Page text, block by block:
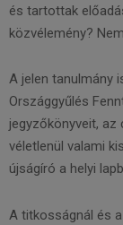
és tartottak
közvélemény?
A jelen tanulmány
Országgyűlés
jegyzőkönyveit, az
véletlenül valami
újságíró a helyi
A titkosságnál és